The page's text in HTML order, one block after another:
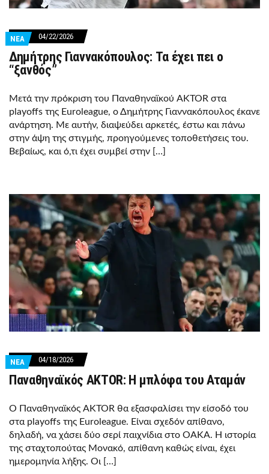
ΝΕΑ 04/22/2026
Δημήτρης Γιαννακόπουλος: Τα έχει πει ο
“ξανθός”
Μετά την πρόκριση του Παναθηναϊκού AKTOR στα
playoffs της Euroleague, ο Δημήτρης Γιαννακόπουλος έκανε
ανάρτηση. Με αυτήν, διαψεύδει αρκετές, έστω και πάνω
στην άψη της στιγμής, προηγούμενες τοποθετήσεις του.
Βεβαίως, και ό,τι έχει συμβεί στην […]
ΝΕΑ 04/18/2026
Παναθηναϊκός AKTOR: Η μπλόφα του Αταμάν
Ο Παναθηναϊκός AKTOR θα εξασφαλίσει την είσοδό του
στα playoffs της Euroleague. Είναι σχεδόν απίθανο,
δηλαδή, να χάσει δύο σερί παιχνίδια στο ΟΑΚΑ. Η ιστορία
της σταχτοπούτας Μονακό, απίθανη καθώς είναι, έχει
ημερομηνία λήξης. Οι […]